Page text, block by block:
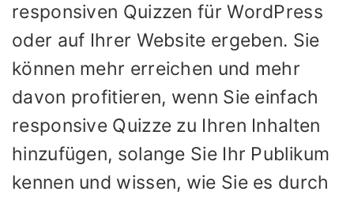
responsiven Quizzen für WordPress
oder auf Ihrer Website ergeben. Sie
können mehr erreichen und mehr
davon profitieren, wenn Sie einfach
responsive Quizze zu Ihren Inhalten
hinzufügen, solange Sie Ihr Publikum
kennen und wissen, wie Sie es durch